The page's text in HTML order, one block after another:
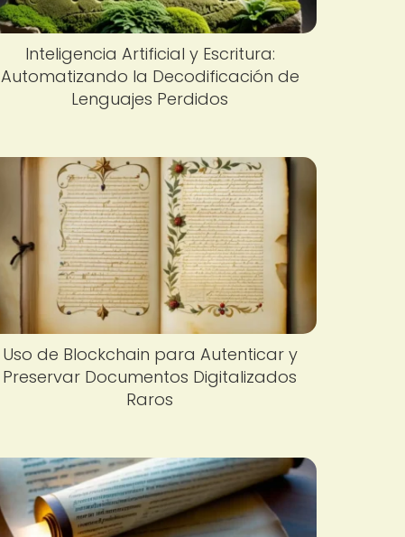
Inteligencia Artificial y Escritura:
Automatizando la Decodificación de
Lenguajes Perdidos
Uso de Blockchain para Autenticar y
Preservar Documentos Digitalizados
Raros